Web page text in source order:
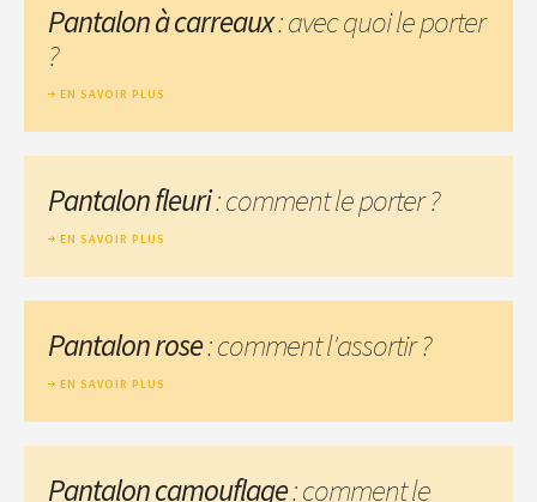
Pantalon à carreaux: avec quoi le porter
?
EN SAVOIR PLUS
Pantalon fleuri: comment le porter ?
EN SAVOIR PLUS
Pantalon rose: comment l'assortir ?
EN SAVOIR PLUS
Pantalon camouflage: comment le